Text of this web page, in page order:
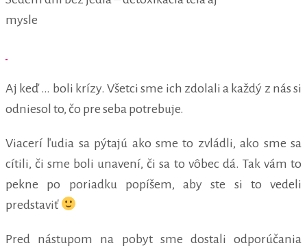
mysle
Aj keď … boli krízy. Všetci sme ich zdolali a každý z nás si
odniesol to, čo pre seba potrebuje.
Viacerí ľudia sa pýtajú ako sme to zvládli, ako sme sa
cítili, či sme boli unavení, či sa to vôbec dá. Tak vám to
pekne po poriadku popíšem, aby ste si to vedeli
predstaviť
Pred nástupom na pobyt sme dostali odporúčania